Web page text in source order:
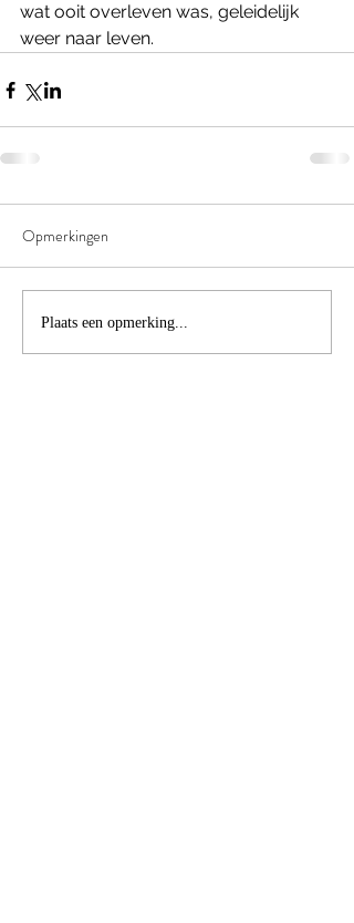
wat ooit overleven was, geleidelijk
weer naar leven.
Opmerkingen
Plaats een opmerking...